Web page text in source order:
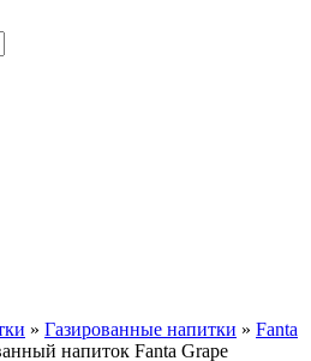
» Газированные напитки » Fanta
напиток Fanta Grape